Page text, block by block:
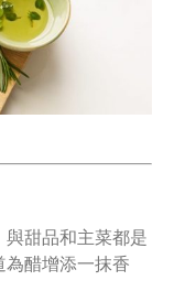
甜品和主菜都是
醋增添一抹香